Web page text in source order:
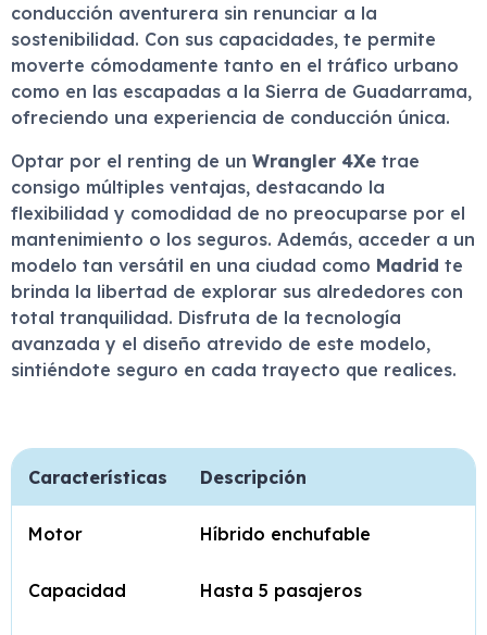
conducción aventurera sin renunciar a la
sostenibilidad. Con sus capacidades, te permite
moverte cómodamente tanto en el tráfico urbano
como en las escapadas a la Sierra de Guadarrama,
ofreciendo una experiencia de conducción única.
Optar por el renting de un Wrangler 4Xe trae
consigo múltiples ventajas, destacando la
flexibilidad y comodidad de no preocuparse por el
mantenimiento o los seguros. Además, acceder a un
modelo tan versátil en una ciudad como Madrid te
brinda la libertad de explorar sus alrededores con
total tranquilidad. Disfruta de la tecnología
avanzada y el diseño atrevido de este modelo,
sintiéndote seguro en cada trayecto que realices.
Características Descripción
Motor Híbrido enchufable
Capacidad Hasta 5 pasajeros